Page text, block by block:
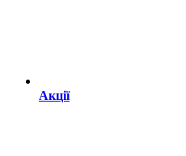
Акції